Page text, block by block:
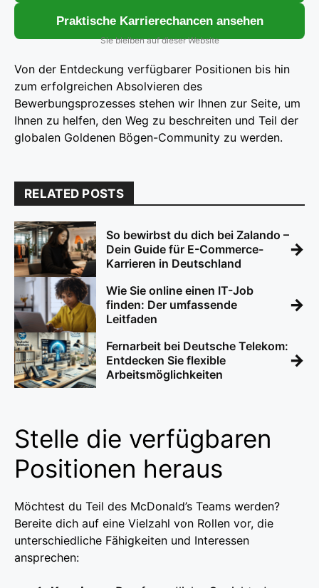
Praktische Karrierechancen ansehen
Sie bleiben auf dieser Website
Von der Entdeckung verfügbarer Positionen bis hin
zum erfolgreichen Absolvieren des
Bewerbungsprozesses stehen wir Ihnen zur Seite, um
Ihnen zu helfen, den Weg zu beschreiten und Teil der
globalen Goldenen Bögen-Community zu werden.
RELATED POSTS
So bewirbst du dich bei Zalando –
Dein Guide für E-Commerce-
Karrieren in Deutschland
→
Wie Sie online einen IT-Job
finden: Der umfassende
Leitfaden
→
Fernarbeit bei Deutsche Telekom:
Entdecken Sie flexible
Arbeitsmöglichkeiten
→
Stelle die verfügbaren
Positionen heraus
Möchtest du Teil des McDonald’s Teams werden?
Bereite dich auf eine Vielzahl von Rollen vor, die
unterschiedliche Fähigkeiten und Interessen
ansprechen: